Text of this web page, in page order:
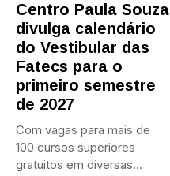
Centro Paula Souza
divulga calendário
do Vestibular das
Fatecs para o
primeiro semestre
de 2027
Com vagas para mais de
100 cursos superiores
gratuitos em diversas